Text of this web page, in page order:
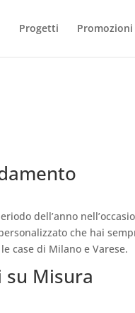
Progetti Promozioni
dell’anno
che hai
case di Milano e Varese.
su Misura